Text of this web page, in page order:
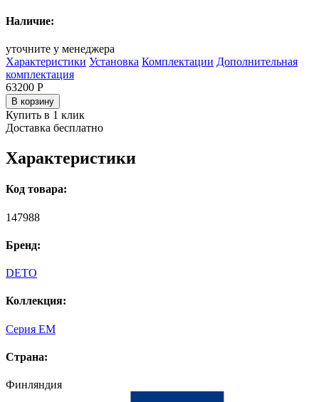
Наличие:
уточните у менеджера
Характеристики Установка Комплектации Дополнительная
комплектация
63200 Р
В корзину
Купить в 1 клик
Доставка бесплатно
Характеристики
Код товара:
147988
Бренд:
DETO
Коллекция:
Серия EM
Страна:
Финляндия